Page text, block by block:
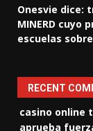
Onesvie dice:
MINERD cuyo
escuelas
RECENT
casino online
aprueba